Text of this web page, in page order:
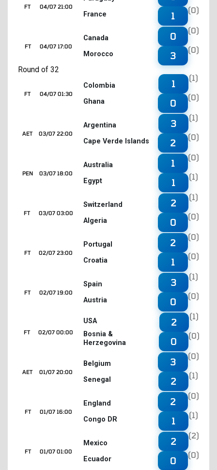
04/07 21:00
FT
France
1
(0)
04/07 17:00
FT
Canada
Morocco
0
(0)
3
(0)
Round of 32
04/07 01:30
FT
Colombia
Ghana
1
(1)
0
(0)
03/07 22:00
AET
Argentina
Cape Verde Islands
3
(1)
2
(0)
03/07 18:00
PEN
Australia
Egypt
1
(0)
1
(1)
03/07 03:00
FT
Switzerland
Algeria
2
(1)
0
(0)
02/07 23:00
FT
Portugal
Croatia
2
(0)
1
(0)
02/07 19:00
FT
Spain
Austria
3
(1)
0
(0)
02/07 00:00
FT
USA
Bosnia &
Herzegovina
2
(1)
0
(0)
01/07 20:00
AET
Belgium
Senegal
3
(0)
2
(1)
01/07 16:00
FT
England
Congo DR
2
(0)
1
(1)
01/07 01:00
FT
Mexico
Ecuador
2
(2)
0
(0)